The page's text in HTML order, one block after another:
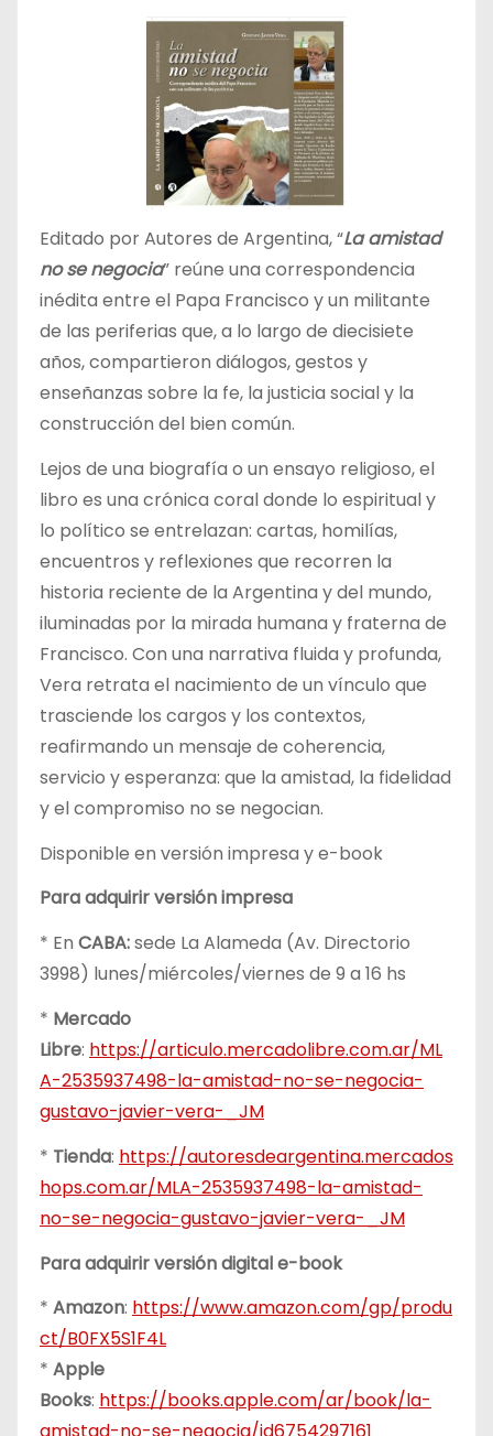
Editado por Autores de Argentina, “La amistad
no se negocia” reúne una correspondencia
inédita entre el Papa Francisco y un militante
de las periferias que, a lo largo de diecisiete
años, compartieron diálogos, gestos y
enseñanzas sobre la fe, la justicia social y la
construcción del bien común.
Lejos de una biografía o un ensayo religioso, el
libro es una crónica coral donde lo espiritual y
lo político se entrelazan: cartas, homilías,
encuentros y reflexiones que recorren la
historia reciente de la Argentina y del mundo,
iluminadas por la mirada humana y fraterna de
Francisco. Con una narrativa fluida y profunda,
Vera retrata el nacimiento de un vínculo que
trasciende los cargos y los contextos,
reafirmando un mensaje de coherencia,
servicio y esperanza: que la amistad, la fidelidad
y el compromiso no se negocian.
Disponible en versión impresa y e-book
Para adquirir versión impresa
* En CABA:sede La Alameda (Av. Directorio
3998) lunes/miércoles/viernes de 9 a 16 hs
* Mercado
Libre: https://articulo.mercadolibre.com.ar/ML
A-2535937498-la-amistad-no-se-negocia-
gustavo-javier-vera-_JM
* Tienda: https://autoresdeargentina.mercados
hops.com.ar/MLA-2535937498-la-amistad-
no-se-negocia-gustavo-javier-vera-_JM
Para adquirir versión digital e-book
* Amazon: https://www.amazon.com/gp/produ
ct/B0FX5S1F4L
* Apple
Books: https://books.apple.com/ar/book/la-